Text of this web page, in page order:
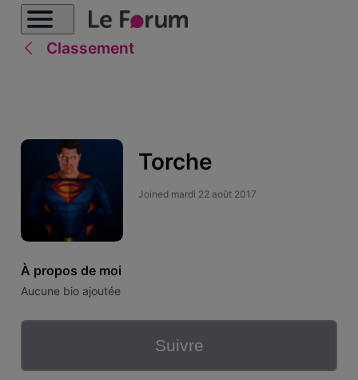
Classement
Torche
Joined mardi 22 août 2017
À propos de moi
Aucune bio ajoutée
Suivre